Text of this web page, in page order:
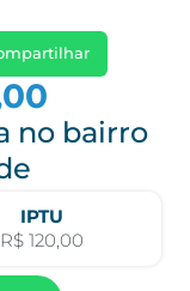
no bairro
IPTU
R$ 120,00